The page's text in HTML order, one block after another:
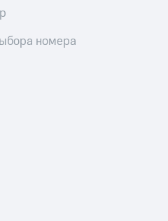
номера